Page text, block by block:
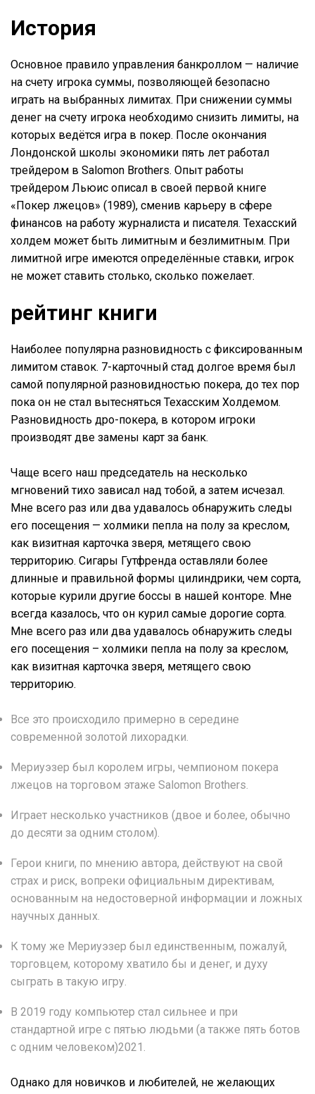
История
Основное правило управления банкроллом — наличие
на счету игрока суммы, позволяющей безопасно
играть на выбранных лимитах. При снижении суммы
денег на счету игрока необходимо снизить лимиты, на
которых ведётся игра в покер. После окончания
Лондонской школы экономики пять лет работал
трейдером в Salomon Brothers. Опыт работы
трейдером Льюис описал в своей первой книге
«Покер лжецов» (1989), сменив карьеру в сфере
финансов на работу журналиста и писателя. Техасский
холдем может быть лимитным и безлимитным. При
лимитной игре имеются определённые ставки, игрок
не может ставить столько, сколько пожелает.
рейтинг книги
Наиболее популярна разновидность с фиксированным
лимитом ставок. 7-карточный стад долгое время был
самой популярной разновидностью покера, до тех пор
пока он не стал вытесняться Техасским Холдемом.
Разновидность дро-покера, в котором игроки
производят две замены карт за банк.
Чаще всего наш председатель на несколько
мгновений тихо зависал над тобой, а затем исчезал.
Мне всего раз или два удавалось обнаружить следы
его посещения — холмики пепла на полу за креслом,
как визитная карточка зверя, метящего свою
территорию. Сигары Гутфренда оставляли более
длинные и правильной формы цилиндрики, чем сорта,
которые курили другие боссы в нашей конторе. Мне
всегда казалось, что он курил самые дорогие сорта.
Мне всего раз или два удавалось обнаружить следы
его посещения – холмики пепла на полу за креслом,
как визитная карточка зверя, метящего свою
территорию.
Все это происходило примерно в середине
современной золотой лихорадки.
Мериуэзер был королем игры, чемпионом покера
лжецов на торговом этаже Salomon Brothers.
Играет несколько участников (двое и более, обычно
до десяти за одним столом).
Герои книги, по мнению автора, действуют на свой
страх и риск, вопреки официальным директивам,
основанным на недостоверной информации и ложных
научных данных.
К тому же Мериуэзер был единственным, пожалуй,
торговцем, которому хватило бы и денег, и духу
сыграть в такую игру.
В 2019 году компьютер стал сильнее и при
стандартной игре с пятью людьми (а также пять ботов
с одним человеком)2021.
Однако для новичков и любителей, не желающих